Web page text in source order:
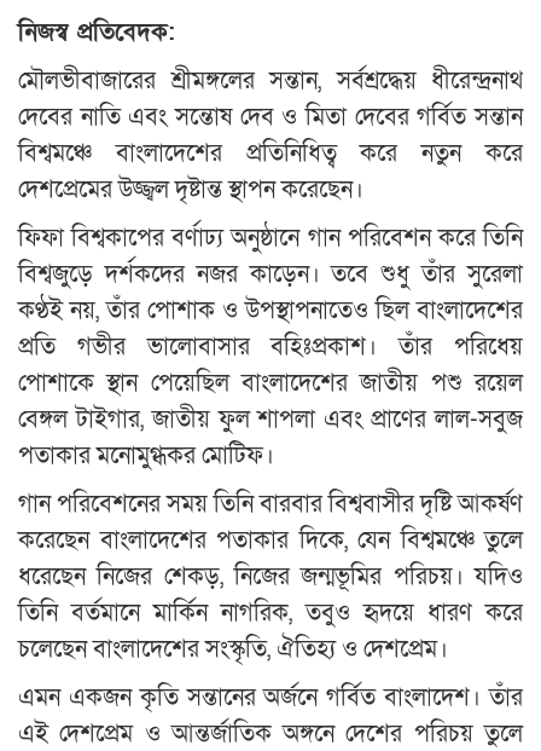
নিজস্ব প্রতিবেদক:
মৌলভীবাজারের শ্রীমঙ্গলের সন্তান, সর্বশ্রদ্ধেয় ধীরেন্দ্রনাথ
দেবের নাতি এবং সন্তোষ দেব ও মিতা দেবের গর্বিত সন্তান
বিশ্বমঞ্চে বাংলাদেশের প্রতিনিধিত্ব করে নতুন করে
দেশপ্রেমের উজ্জ্বল দৃষ্টান্ত স্থাপন করেছেন।
ফিফা বিশ্বকাপের বর্ণাঢ্য অনুষ্ঠানে গান পরিবেশন করে তিনি
বিশ্বজুড়ে দর্শকদের নজর কাড়েন। তবে শুধু তাঁর সুরেলা
কণ্ঠই নয়, তাঁর পোশাক ও উপস্থাপনাতেও ছিল বাংলাদেশের
প্রতি গভীর ভালোবাসার বহিঃপ্রকাশ। তাঁর পরিধেয়
পোশাকে স্থান পেয়েছিল বাংলাদেশের জাতীয় পশু রয়েল
বেঙ্গল টাইগার, জাতীয় ফুল শাপলা এবং প্রাণের লাল-সবুজ
পতাকার মনোমুগ্ধকর মোটিফ।
গান পরিবেশনের সময় তিনি বারবার বিশ্ববাসীর দৃষ্টি আকর্ষণ
করেছেন বাংলাদেশের পতাকার দিকে, যেন বিশ্বমঞ্চে তুলে
ধরেছেন নিজের শেকড়, নিজের জন্মভূমির পরিচয়। যদিও
তিনি বর্তমানে মার্কিন নাগরিক, তবুও হৃদয়ে ধারণ করে
চলেছেন বাংলাদেশের সংস্কৃতি, ঐতিহ্য ও দেশপ্রেম।
এমন একজন কৃতি সন্তানের অর্জনে গর্বিত বাংলাদেশ। তাঁর
এই দেশপ্রেম ও আন্তর্জাতিক অঙ্গনে দেশের পরিচয় তুলে